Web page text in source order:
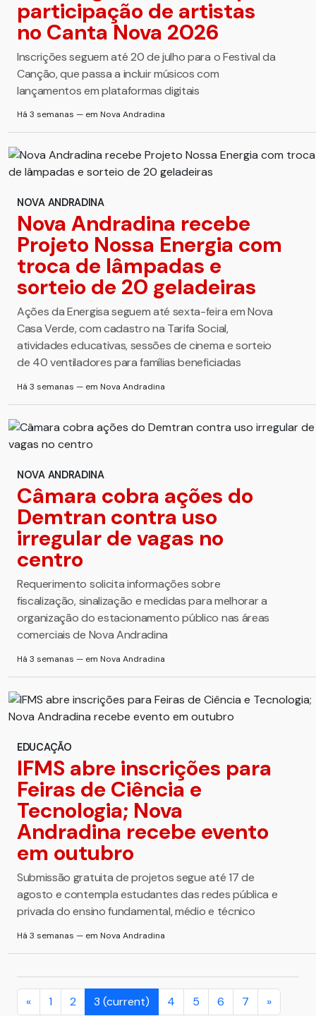
participação de artistas
no Canta Nova 2026
Inscrições seguem até 20 de julho para o Festival da
Canção, que passa a incluir músicos com
lançamentos em plataformas digitais
Há 3 semanas — em Nova Andradina
NOVA ANDRADINA
Nova Andradina recebe
Projeto Nossa Energia com
troca de lâmpadas e
sorteio de 20 geladeiras
Ações da Energisa seguem até sexta-feira em Nova
Casa Verde, com cadastro na Tarifa Social,
atividades educativas, sessões de cinema e sorteio
de 40 ventiladores para famílias beneficiadas
Há 3 semanas — em Nova Andradina
NOVA ANDRADINA
Câmara cobra ações do
Demtran contra uso
irregular de vagas no
centro
Requerimento solicita informações sobre
fiscalização, sinalização e medidas para melhorar a
organização do estacionamento público nas áreas
comerciais de Nova Andradina
Há 3 semanas — em Nova Andradina
EDUCAÇÃO
IFMS abre inscrições para
Feiras de Ciência e
Tecnologia; Nova
Andradina recebe evento
em outubro
Submissão gratuita de projetos segue até 17 de
agosto e contempla estudantes das redes pública e
privada do ensino fundamental, médio e técnico
Há 3 semanas — em Nova Andradina
« 1 2 3 (current) 4 5 6 7 »